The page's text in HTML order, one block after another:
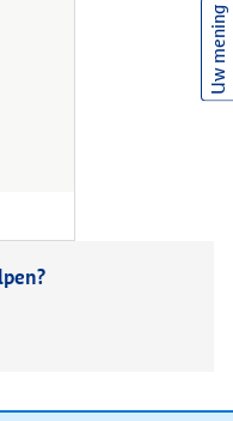
Uw mening